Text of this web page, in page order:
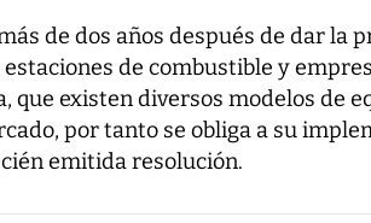
de dos años después de dar la
estaciones de combustible y
que existen diversos modelos de
por tanto se obliga a su
emitida resolución.